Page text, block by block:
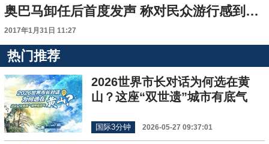
奥巴马卸任后首度发声 称对民众游行感到“鼓舞”
2017年1月31日 11:27
热门推荐
2026世界市长对话为何选在黄
山？这座“双世遗”城市有底气
国际3分钟 2026-05-27 09:37:01